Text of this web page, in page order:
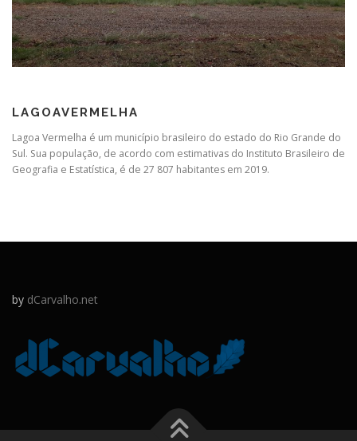
LAGOAVERMELHA
Lagoa Vermelha é um município brasileiro do estado do Rio Grande do
Sul. Sua população, de acordo com estimativas do Instituto Brasileiro de
Geografia e Estatística, é de 27 807 habitantes em 2019.
by dCarvalho.net